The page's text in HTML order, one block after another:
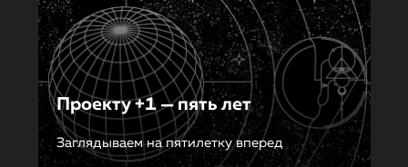
Проекту +1 — пять лет
Заглядываем на пятилетку вперед